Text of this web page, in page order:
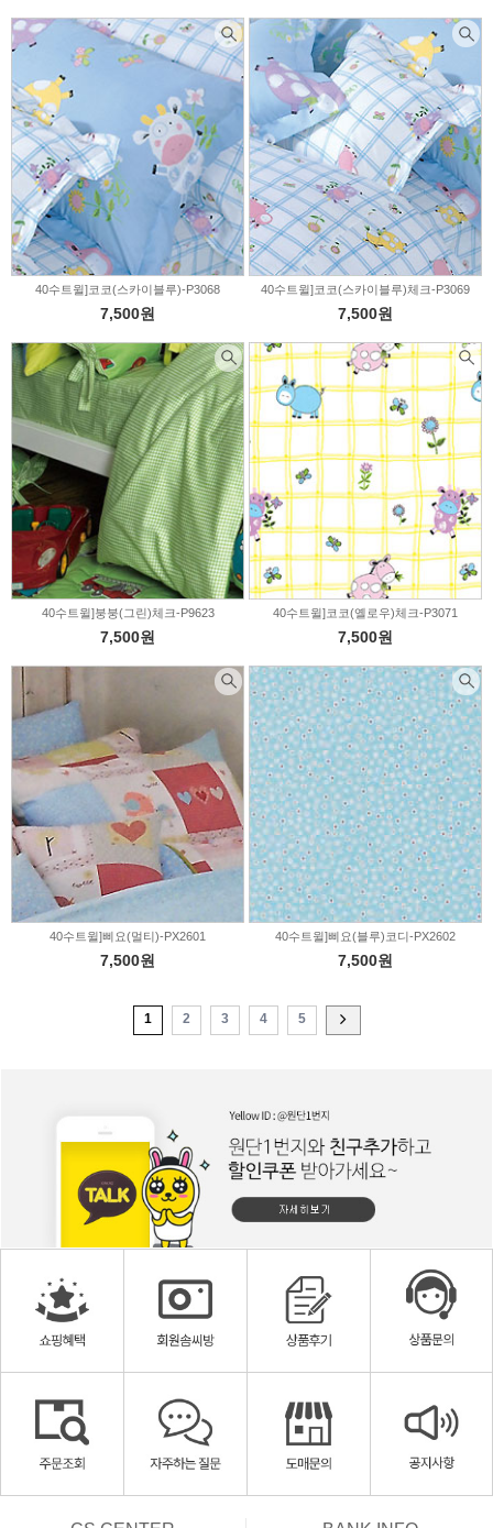
40수트윌]코코(스카이블루)-P3068
7,500원
40수트윌]코코(스카이블루)체크-P3069
7,500원
40수트윌]붕붕(그린)체크-P9623
7,500원
40수트윌]코코(옐로우)체크-P3071
7,500원
40수트윌]삐요(멀티)-PX2601
7,500원
40수트윌]삐요(블루)코디-PX2602
7,500원
1 2 3 4 5